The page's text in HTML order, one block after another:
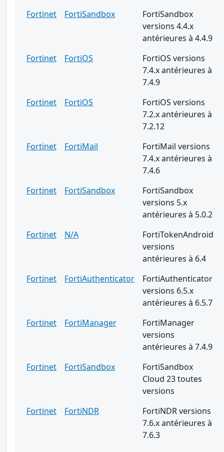
Fortinet
FortiSandbox
FortiSandbox
versions 4.4.x
antérieures à 4.4.9
Fortinet
FortiOS
FortiOS versions
7.4.x antérieures à
7.4.9
Fortinet
FortiOS
FortiOS versions
7.2.x antérieures à
7.2.12
Fortinet
FortiMail
FortiMail versions
7.4.x antérieures à
7.4.6
Fortinet
FortiSandbox
FortiSandbox
versions 5.x
antérieures à 5.0.2
Fortinet
N/A
FortiTokenAndroid
versions
antérieures à 6.4
Fortinet
FortiAuthenticator
FortiAuthenticator
versions 6.5.x
antérieures à 6.5.7
Fortinet
FortiManager
FortiManager
versions
antérieures à 7.4.9
Fortinet
FortiSandbox
FortiSandbox
Cloud 23 toutes
versions
Fortinet
FortiNDR
FortiNDR versions
7.6.x antérieures à
7.6.3